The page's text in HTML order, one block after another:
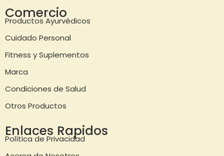
Comercio
Productos Ayurvédicos
Cuidado Personal
Fitness y Suplementos
Marca
Condiciones de Salud
Otros Productos
Enlaces Rapidos
Política de Privacidad